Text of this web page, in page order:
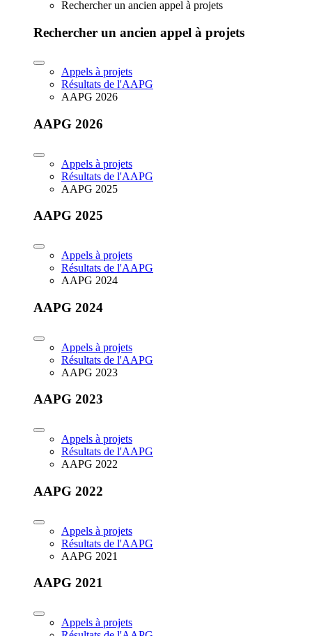
Rechercher un ancien appel à projets
Rechercher un ancien appel à projets
Appels à projets
Résultats de l'AAPG
AAPG 2026
AAPG 2026
Appels à projets
Résultats de l'AAPG
AAPG 2025
AAPG 2025
Appels à projets
Résultats de l'AAPG
AAPG 2024
AAPG 2024
Appels à projets
Résultats de l'AAPG
AAPG 2023
AAPG 2023
Appels à projets
Résultats de l'AAPG
AAPG 2022
AAPG 2022
Appels à projets
Résultats de l'AAPG
AAPG 2021
AAPG 2021
Appels à projets